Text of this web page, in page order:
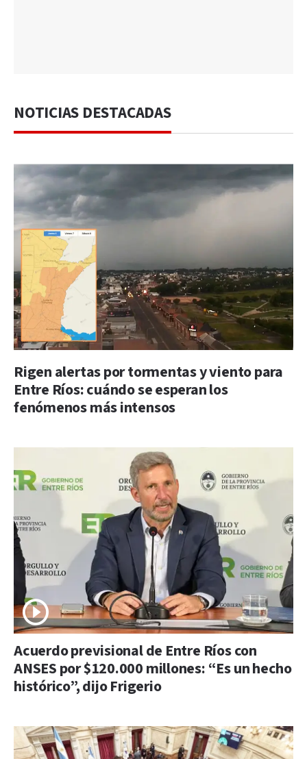
NOTICIAS DESTACADAS
Rigen alertas por tormentas y viento para
Entre Ríos: cuándo se esperan los
fenómenos más intensos
Acuerdo previsional de Entre Ríos con
ANSES por $120.000 millones: “Es un hecho
histórico”, dijo Frigerio